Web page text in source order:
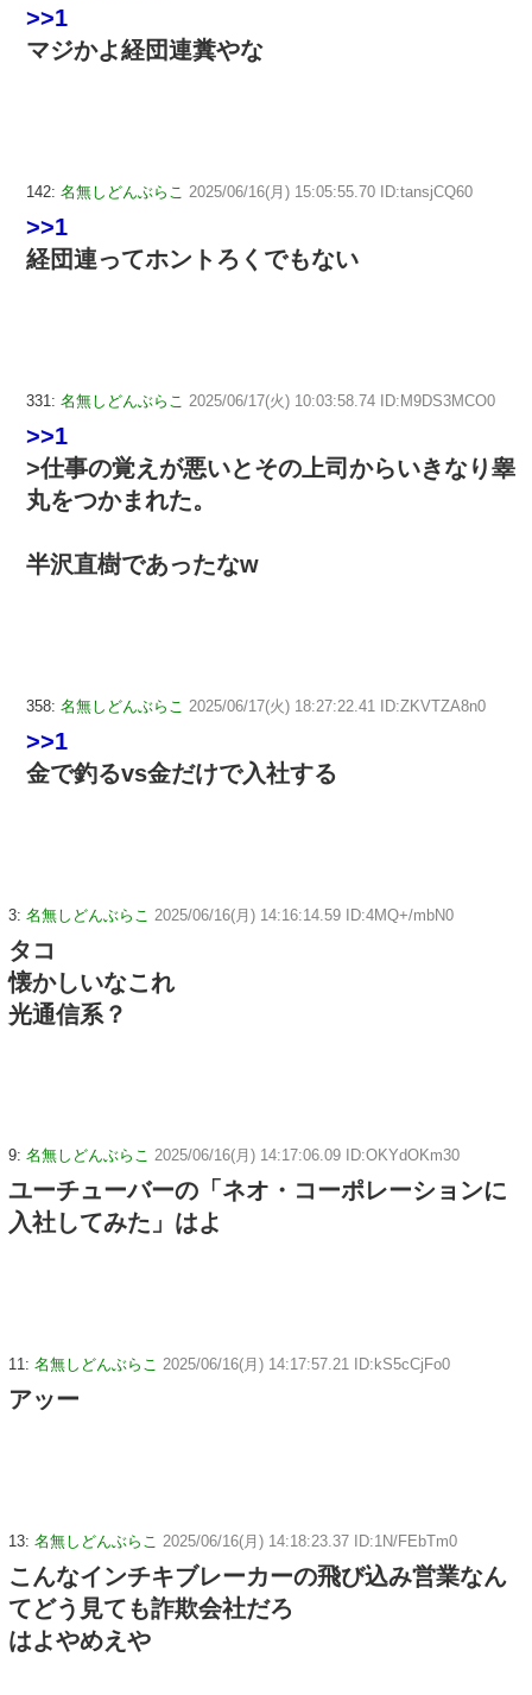
>>1
マジかよ経団連糞やな
142: 名無しどんぶらこ 2025/06/16(月) 15:05:55.70 ID:tansjCQ60
>>1
経団連ってホントろくでもない
331: 名無しどんぶらこ 2025/06/17(火) 10:03:58.74 ID:M9DS3MCO0
>>1
>仕事の覚えが悪いとその上司からいきなり睾
丸をつかまれた。
半沢直樹であったなw
358: 名無しどんぶらこ 2025/06/17(火) 18:27:22.41 ID:ZKVTZA8n0
>>1
金で釣るvs金だけで入社する
3: 名無しどんぶらこ 2025/06/16(月) 14:16:14.59 ID:4MQ+/mbN0
タコ
懐かしいなこれ
光通信系？
9: 名無しどんぶらこ 2025/06/16(月) 14:17:06.09 ID:OKYdOKm30
ユーチューバーの「ネオ・コーポレーションに
入社してみた」はよ
11: 名無しどんぶらこ 2025/06/16(月) 14:17:57.21 ID:kS5cCjFo0
アッー
13: 名無しどんぶらこ 2025/06/16(月) 14:18:23.37 ID:1N/FEbTm0
こんなインチキブレーカーの飛び込み営業なん
てどう見ても詐欺会社だろ
はよやめえや